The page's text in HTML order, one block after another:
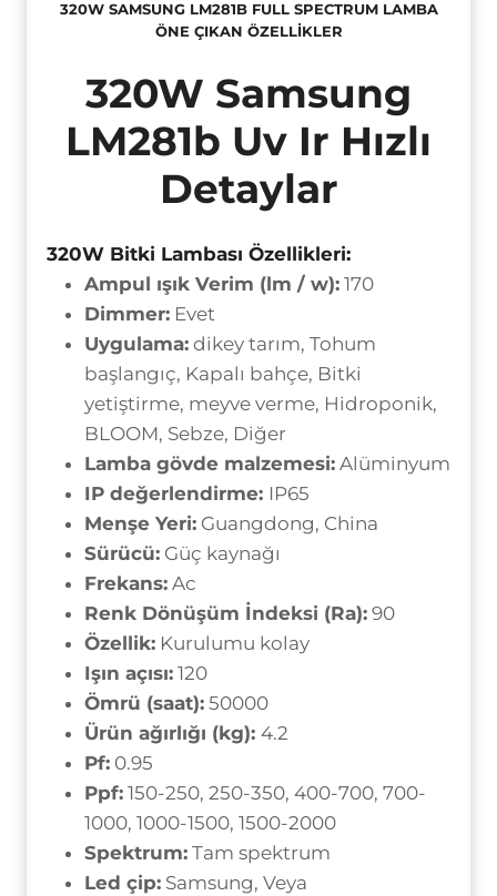
320W SAMSUNG LM281B FULL SPECTRUM LAMBA
ÖNE ÇIKAN ÖZELLIKLER
320W Samsung
LM281b Uv Ir Hızlı
Detaylar
320W Bitki Lambası Özellikleri:
Ampul ışık Verim (lm / w): 170
Dimmer: Evet
Uygulama: dikey tarım, Tohum
başlangıç, Kapalı bahçe, Bitki
yetiştirme, meyve verme, Hidroponik,
BLOOM, Sebze, Diğer
Lamba gövde malzemesi: Alüminyum
IP değerlendirme: IP65
Menşe Yeri: Guangdong, China
Sürücü: Güç kaynağı
Frekans: Ac
Renk Dönüşüm İndeksi (Ra): 90
Özellik: Kurulumu kolay
Işın açısı: 120
Ömrü (saat): 50000
Ürün ağırlığı (kg): 4.2
Pf: 0.95
Ppf: 150-250, 250-350, 400-700, 700-
1000, 1000-1500, 1500-2000
Spektrum: Tam spektrum
Led çip: Samsung, Veya